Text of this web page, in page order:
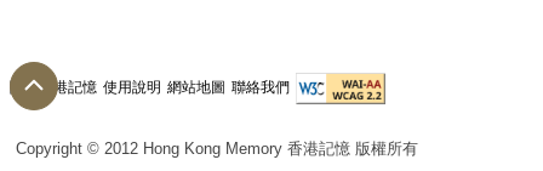
農曆二月二十五日
關於香港記憶 使用說明 網站地圖 聯絡我們
Copyright © 2012 Hong Kong Memory 香港記憶 版權所有